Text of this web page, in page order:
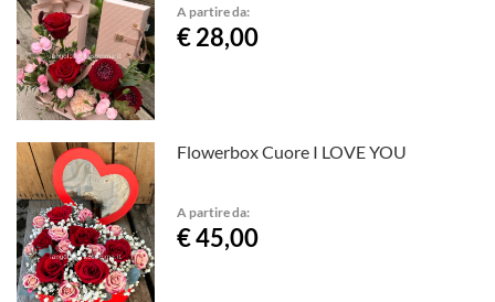
A partire da:
€ 28,00
Flowerbox Cuore I LOVE YOU
A partire da:
€ 45,00